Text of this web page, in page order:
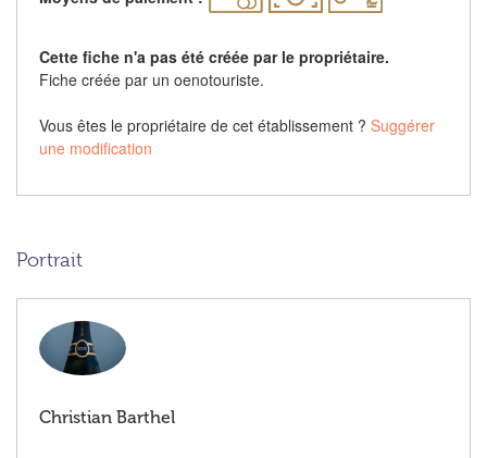
Cette fiche n'a pas été créée par le propriétaire.
Fiche créée par un oenotouriste.
Vous êtes le propriétaire de cet établissement ? Suggérer
une modification
Portrait
Christian Barthel